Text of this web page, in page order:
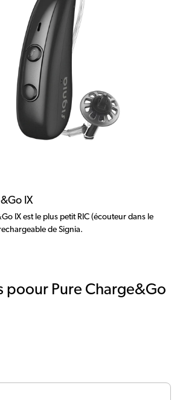
IX
IX est le plus petit RIC (écouteur dans le
de Signia.
poour Pure Charge&Go